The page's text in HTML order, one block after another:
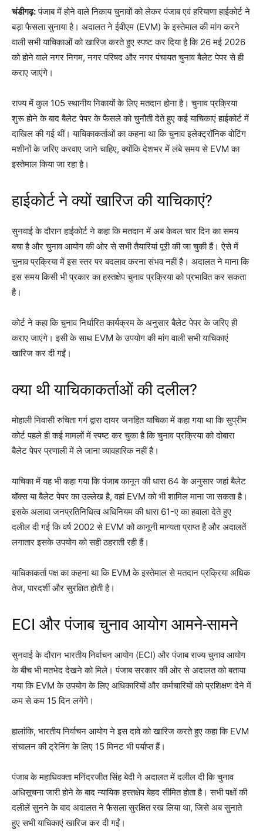
चंडीगढ़:पंजाब में होने वाले निकाय चुनावों को लेकर पंजाब एवं हरियाणा हाईकोर्ट ने
बड़ा फैसला सुनाया है। अदालत ने ईवीएम (EVM) के इस्तेमाल की मांग करने
वाली सभी याचिकाओं को खारिज करते हुए स्पष्ट कर दिया है कि 26 मई 2026
को होने वाले नगर निगम, नगर परिषद और नगर पंचायत चुनाव बैलेट पेपर से ही
कराए जाएंगे।
राज्य में कुल 105 स्थानीय निकायों के लिए मतदान होना है। चुनाव प्रक्रिया
शुरू होने के बाद बैलेट पेपर के फैसले को चुनौती देते हुए कई याचिकाएं हाईकोर्ट में
दाखिल की गई थीं। याचिकाकर्ताओं का कहना था कि चुनाव इलेक्ट्रॉनिक वोटिंग
मशीनों के जरिए करवाए जाने चाहिए, क्योंकि देशभर में लंबे समय से EVM का
इस्तेमाल किया जा रहा है।
हाईकोर्ट ने क्यों खारिज की याचिकाएं?
सुनवाई के दौरान हाईकोर्ट ने कहा कि मतदान में अब केवल चार दिन का समय
बचा है और चुनाव आयोग की ओर से सभी तैयारियां पूरी की जा चुकी हैं। ऐसे में
चुनाव प्रक्रिया में इस स्तर पर बदलाव करना संभव नहीं है। अदालत ने माना कि
इस समय किसी भी प्रकार का हस्तक्षेप चुनाव प्रक्रिया को प्रभावित कर सकता
है।
कोर्ट ने कहा कि चुनाव निर्धारित कार्यक्रम के अनुसार बैलेट पेपर के जरिए ही
कराए जाएंगे। इसी के साथ EVM के उपयोग की मांग वाली सभी याचिकाएं
खारिज कर दी गईं।
क्या थी याचिकाकर्ताओं की दलील?
मोहाली निवासी रुचिता गर्ग द्वारा दायर जनहित याचिका में कहा गया था कि सुप्रीम
कोर्ट पहले ही कई मामलों में स्पष्ट कर चुका है कि चुनाव प्रक्रिया को दोबारा
बैलेट पेपर प्रणाली में ले जाना व्यावहारिक नहीं है।
याचिका में यह भी कहा गया कि पंजाब कानून की धारा 64 के अनुसार जहां बैलेट
बॉक्स या बैलेट पेपर का उल्लेख है, वहां EVM को भी शामिल माना जा सकता है।
इसके अलावा जनप्रतिनिधित्व अधिनियम की धारा 61-ए का हवाला देते हुए
दलील दी गई कि वर्ष 2002 से EVM को कानूनी मान्यता प्राप्त है और अदालतें
लगातार इसके उपयोग को सही ठहराती रही हैं।
याचिकाकर्ता पक्ष का कहना था कि EVM के इस्तेमाल से मतदान प्रक्रिया अधिक
तेज, पारदर्शी और सुरक्षित होती है।
ECI और पंजाब चुनाव आयोग आमने-सामने
सुनवाई के दौरान भारतीय निर्वाचन आयोग (ECI) और पंजाब राज्य चुनाव आयोग
के बीच भी मतभेद देखने को मिले। पंजाब सरकार की ओर से अदालत को बताया
गया कि EVM के उपयोग के लिए अधिकारियों और कर्मचारियों को प्रशिक्षण देने में
कम से कम 15 दिन लगेंगे।
हालांकि, भारतीय निर्वाचन आयोग ने इस दावे को खारिज करते हुए कहा कि EVM
संचालन की ट्रेनिंग के लिए 15 मिनट भी पर्याप्त हैं।
पंजाब के महाधिवक्ता मनिंदरजीत सिंह बेदी ने अदालत में दलील दी कि चुनाव
अधिसूचना जारी होने के बाद न्यायिक हस्तक्षेप बेहद सीमित होता है। सभी पक्षों की
दलीलें सुनने के बाद अदालत ने फैसला सुरक्षित रख लिया था, जिसे अब सुनाते
हुए सभी याचिकाएं खारिज कर दी गईं।